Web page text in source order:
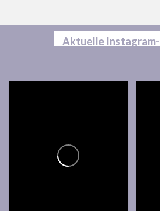
Aktuelle